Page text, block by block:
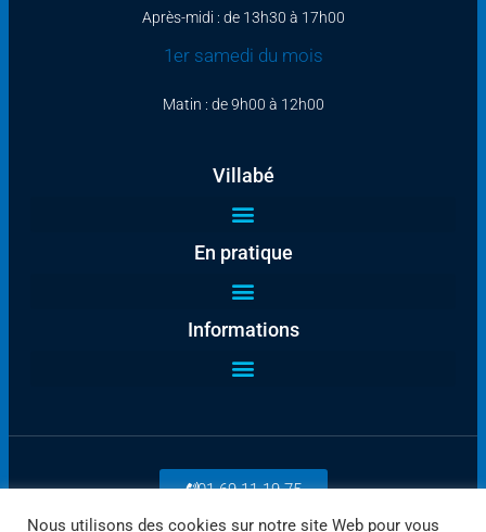
Après-midi : de 13h30 à 17h00
1er samedi du mois
Matin : de 9h00 à 12h00
Villabé
En pratique
Informations
01 69 11 19 75
Nous utilisons des cookies sur notre site Web pour vous